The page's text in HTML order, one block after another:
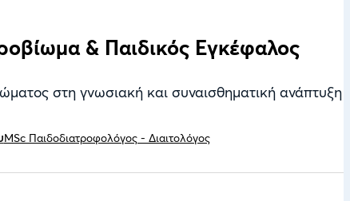
& Παιδικός Εγκέφαλος
στη γνωσιακή και συναισθηματική ανάπτυξη
MSc Παιδοδιατροφολόγος - Διαιτολόγος